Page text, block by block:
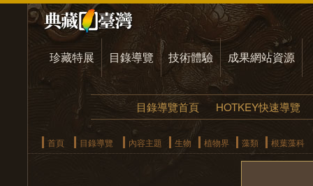
珍藏特展 目錄導覽 技術體驗 成果網站資源
目錄導覽首頁 HOTKEY快速導覽
首頁 目錄導覽 內容主題 生物 植物界 藻類 根葉藻科